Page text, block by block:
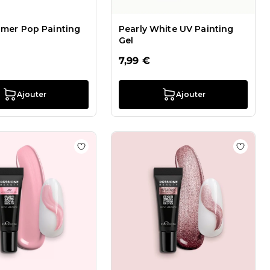
Pop Painting
Ajouter
Pearly White UV Painting
Gel
7,99 €
Ajouter
souhaits Pearly Pink UV Painting Gel
Ajouter à la liste de souhaits Pink UV